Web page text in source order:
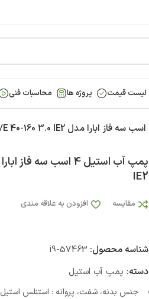
لیست قیمت پروژه ها محاسبات فنی
IE2
مقایسه افزودن به علاقه مندی
شناسه محصول: i9-57463
دسته: پمپ آب استیل
جنس بدنه، شفت، پروانه : استنلس استیل